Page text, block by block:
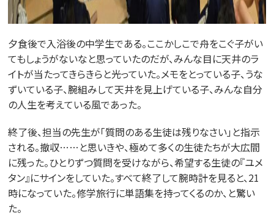
夕食後で入浴後の中学生である。ここかしこで舟をこぐ子がい
てもしょうがないなと思っていたのだが、みんな目に天井のラ
イトが当たってきらきらと光っていた。メモをとっている子、うな
ずいている子、腕組みして天井を見上げている子、みんな自分
の人生を考えている風であった。
終了後、担当の先生が「質問のある生徒は残りなさい」と指示
される。撤収……と思いきや、極めて多くの生徒たちが大広間
に残った。ひとりずつ質問を受けながら、希望する生徒の『ユメ
タン』にサインをしていた。すべて終了して腕時計を見ると、21
時になっていた。修学旅行に単語集を持ってくるのか、と驚い
た。